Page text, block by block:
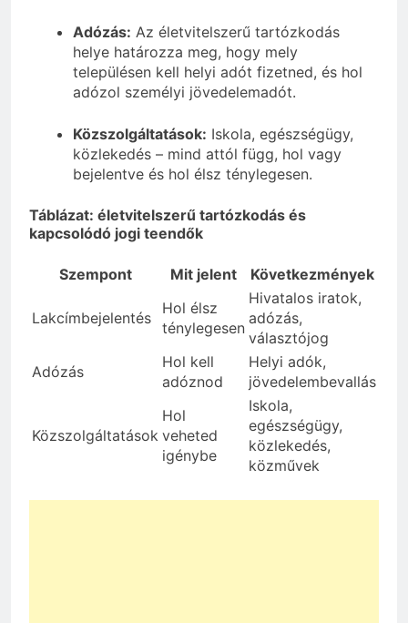
Adózás: Az életvitelszerű tartózkodás
helye határozza meg, hogy mely
településen kell helyi adót fizetned, és hol
adózol személyi jövedelemadót.
Közszolgáltatások: Iskola, egészségügy,
közlekedés – mind attól függ, hol vagy
bejelentve és hol élsz ténylegesen.
Táblázat: életvitelszerű tartózkodás és
kapcsolódó jogi teendők
Szempont Mit jelent Következmények
Lakcímbejelentés
Hol élsz
ténylegesen
Hivatalos iratok,
adózás,
választójog
Adózás
Hol kell
adóznod
Helyi adók,
jövedelembevallás
Közszolgáltatások
Hol
veheted
igénybe
Iskola,
egészségügy,
közlekedés,
közművek